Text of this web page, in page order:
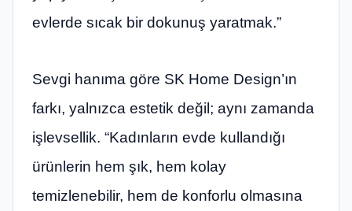
evlerde sıcak bir dokunuş yaratmak.”
Sevgi hanıma göre SK Home Design’ın
farkı, yalnızca estetik değil; aynı zamanda
işlevsellik. “Kadınların evde kullandığı
ürünlerin hem şık, hem kolay
temizlenebilir, hem de konforlu olmasına